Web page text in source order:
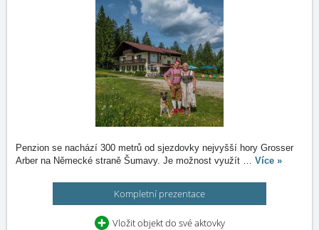
Penzion se nachází 300 metrů od sjezdovky nejvyšší hory Grosser
Arber na Německé straně Šumavy. Je možnost využít … Více »
Kompletní prezentace
Vložit objekt do své aktovky